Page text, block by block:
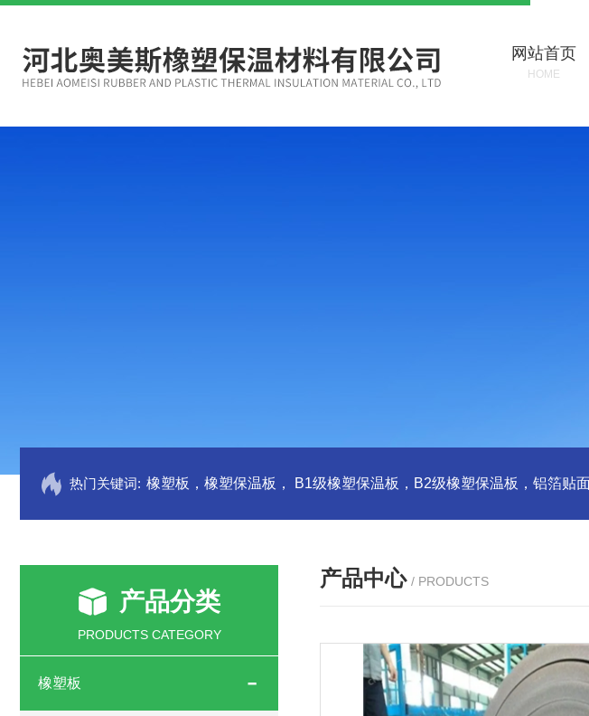
网站首页
HOME
热门关键词:
产品分类
PRODUCTS CATEGORY
橡塑板
产品中心 / PRODUCTS